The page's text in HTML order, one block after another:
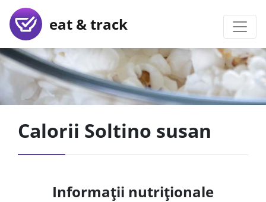
eat & track
Calorii Soltino susan
Informații nutriționale